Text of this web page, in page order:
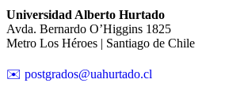
Universidad Alberto Hurtado
Avda. Bernardo O’Higgins 1825
Metro Los Héroes | Santiago de Chile
✉️ postgrados@uahurtado.cl